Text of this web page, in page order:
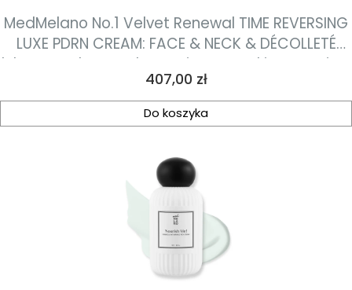
MedMelano No.1 Velvet Renewal TIME REVERSING
LUXE PDRN CREAM: FACE & NECK & DÉCOLLETÉ
luksusowy krem odwracający oznaki starzenia z
PDRN na twarz, szyję i dekolt 100 ml
Cena
407,00 zł
Do koszyka